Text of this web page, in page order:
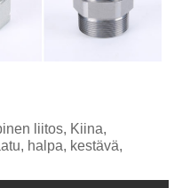
liitos, Kiina,
halpa, kestävä,